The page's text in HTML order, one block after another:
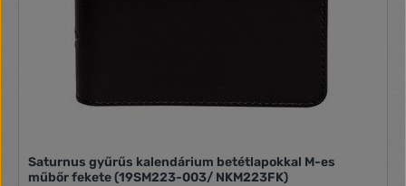
Saturnus gyűrűs kalendárium betétlapokkal M-es
műbőr fekete (19SM223-003/ NKM223FK)